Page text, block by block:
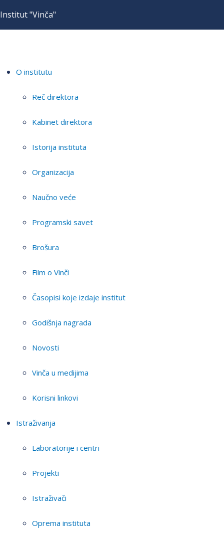
Institut "Vinča"
O institutu
Reč direktora
Kabinet direktora
Istorija instituta
Organizacija
Naučno veće
Programski savet
Brošura
Film o Vinči
Časopisi koje izdaje institut
Godišnja nagrada
Novosti
Vinča u medijima
Korisni linkovi
Istraživanja
Laboratorije i centri
Projekti
Istraživači
Oprema instituta